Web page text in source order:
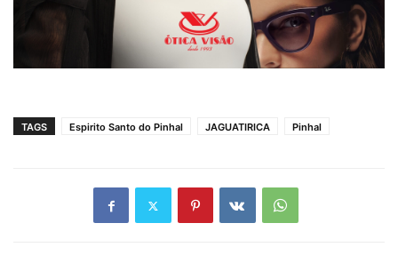
TAGS Espirito Santo do Pinhal JAGUATIRICA Pinhal